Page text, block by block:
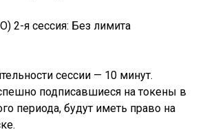
2-я сессия: Без лимита
сессии — 10 минут.
подписавшиеся на токены в
периода, будут иметь право на